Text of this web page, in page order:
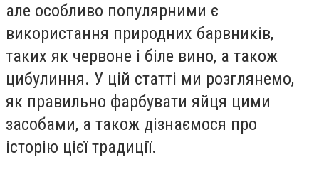
але особливо популярними є
використання природних барвників,
таких як червоне і біле вино, а також
цибулиння. У цій статті ми розглянемо,
як правильно фарбувати яйця цими
засобами, а також дізнаємося про
історію цієї традиції.